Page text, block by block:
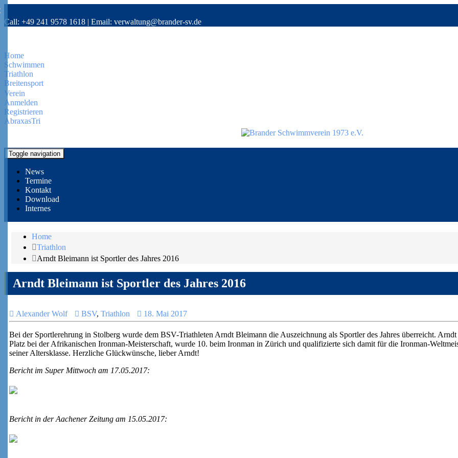
Call: +49 241 9578 1618 | Email: verwaltung@brander-sv.de
Home
Schwimmen
Triathlon
Breitensport
Verein
Anmelden
Registrieren
AbraxasTri
Toggle navigation
News
Termine
Kontakt
Download
Internes
Home
Triathlon
Arndt Bleimann ist Sportler des Jahres 2016
Arndt Bleimann ist Sportler des Jahres 2016
Alexander Wolf BSV, Triathlon 18. Mai 2017
Bei der Sportlerehrung in Stolberg wurde dem BSV-Triathleten Arndt Bleimann die Auszeichnung als Sportler des Jahres überreicht.
Platz bei der Afrikanischen Ironman-Meisterschaft, wurde 10. beim Ironman in Zürich und qualifizierte sich damit für die Ironman-
seiner Altersklasse. Herzliche Glückwünsche, lieber Arndt!
Bericht im Super Mittwoch am 17.05.2017:
Bericht in der Aachener Zeitung am 15.05.2017: